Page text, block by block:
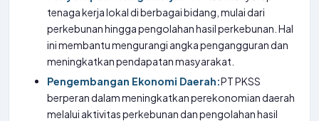
tenaga kerja lokal di berbagai bidang, mulai dari
perkebunan hingga pengolahan hasil perkebunan. Hal
ini membantu mengurangi angka pengangguran dan
meningkatkan pendapatan masyarakat.
Pengembangan Ekonomi Daerah:PT PKSS
berperan dalam meningkatkan perekonomian daerah
melalui aktivitas perkebunan dan pengolahan hasil